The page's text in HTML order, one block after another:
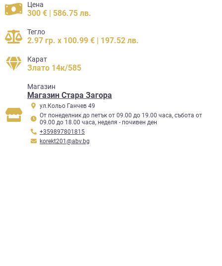
Цена
300 € | 586.75 лв.
Тегло
2.97 гр. x 100.99 € | 197.52 лв.
Карат
Злато 14к/585
Mагазин
Магазин Стара Загора
ул.Кольо Ганчев 49
От понеделник до петък от 09.00 до 19.00 часа, събота от
09.00 до 18.00 часа, неделя - почивен ден
+359897801815
korekt201@abv.bg